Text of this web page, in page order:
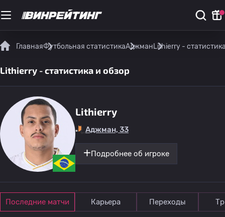
ГлавнаяФутбольная статистикаАджманLithierry -
Lithierry - статистика и обзор
Lithierry
Аджман, 33
Подробнее об игроке
Последние матчи Карьера Переходы